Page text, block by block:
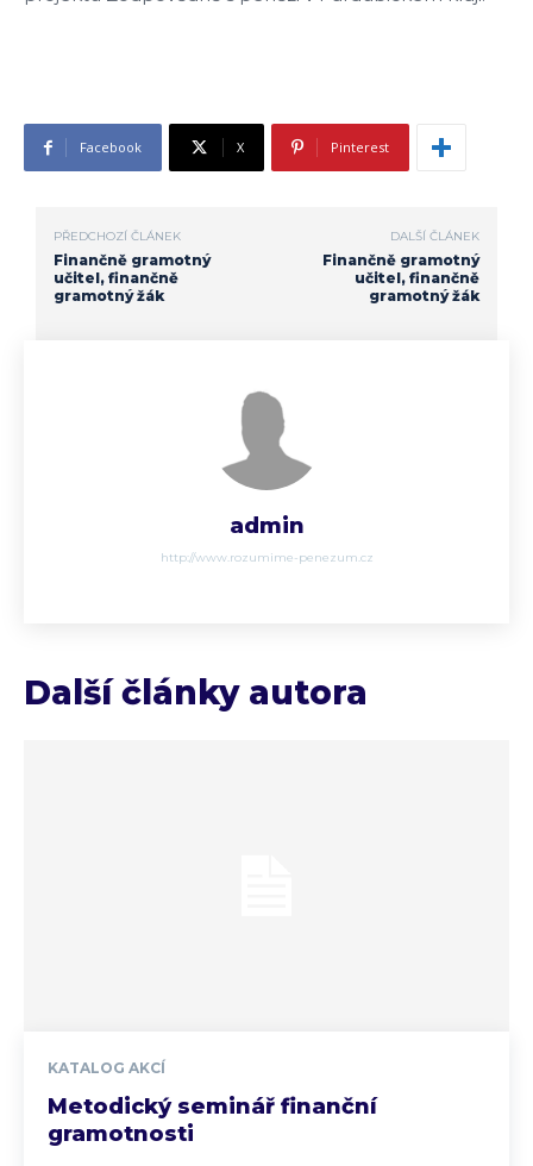
Facebook X Pinterest
PŘEDCHOZÍ ČLÁNEK
Finančně gramotný
učitel, finančně
gramotný žák
DALŠÍ ČLÁNEK
Finančně gramotný
učitel, finančně
gramotný žák
admin
http://www.rozumime-penezum.cz
Další články autora
KATALOG AKCÍ
Metodický seminář finanční
gramotnosti